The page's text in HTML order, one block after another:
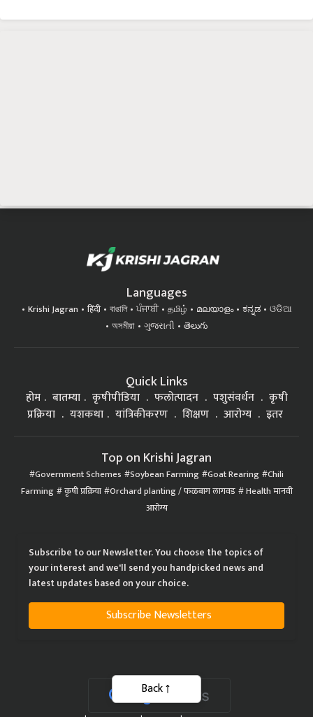
Languages
Krishi Jagran हिंदी বাঙালি ਪੰਜਾਬੀ தமிழ் മലയാളം ಕನ್ನಡ
ଓଡିଆ
অসমীয়া
ગુજરાતી తెలుగు
Quick Links
होम बातम्या कृषीपीडिया फलोत्पादन पशुसंवर्धन
कृषी
प्रक्रिया
यशकथा यांत्रिकीकरण शिक्षण आरोग्य इतर
Top on Krishi Jagran
Government Schemes Soybean Farming Goat Rearing Chili
Farming कृषी प्रक्रिया Orchard planting / फळबाग लागवड Health मानवी
आरोग्य
Subscribe to our Newsletter. You choose the topics of
your interest and we'll send you handpicked news and
latest updates based on your choice.
Subscribe Newsletters
Back